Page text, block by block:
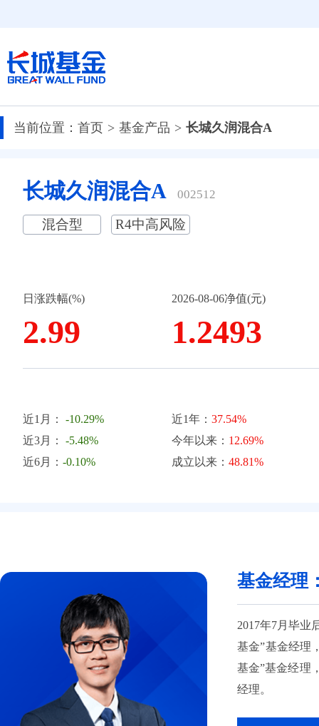
当前位置： 首页 基金产品 长城久润混合A
长城久润混合A 002512
混合型 R4中高风险
日涨跌幅(%)
2.99
2026-08-06净值(元)
1.2493
近1月： -10.29%
近3月： -5.48%
近6月： -0.10%
近1年：37.54%
今年以来： 12.69%
成立以来：48.81%
基金经理
2017年7月毕业
基金”基金经理
基金”基金经理
经理。